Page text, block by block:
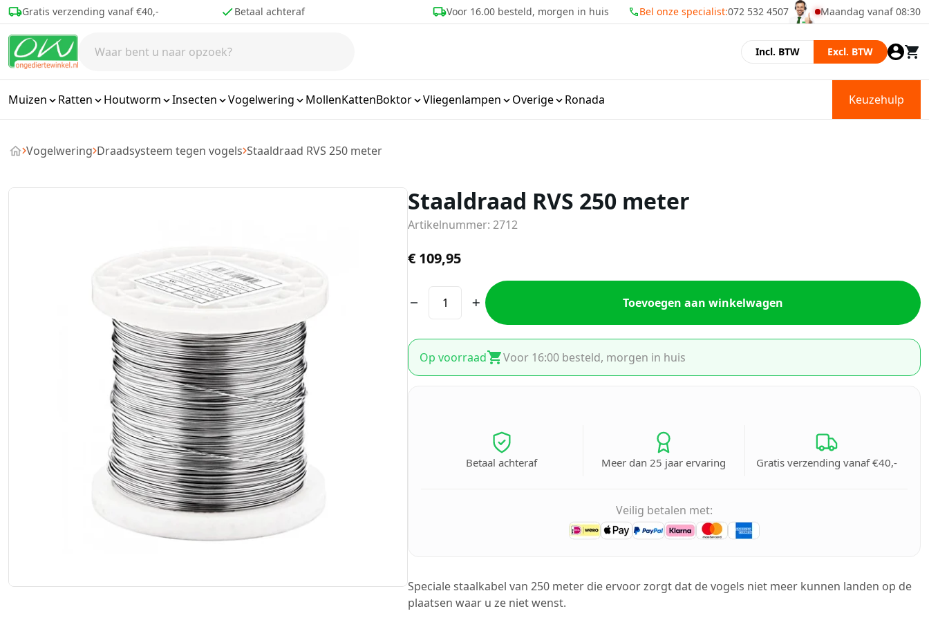
Ga naar de inhoud
Betaal achteraf Voor 16.00 besteld, morgen in huis Meer dan 25 jaar ervaring Bel onze specialist:072 532 4507
Momenteel zijn wij
Maandag vanaf 08:30
Incl. BTW Excl. BTW
Muizen Ratten Houtworm Insecten Vogelwering MollenKattenBoktor Vliegenlampen Overige Ronada Keuzehulp
Vogelwering Draadsysteem tegen vogels Staaldraad RVS 250 meter
Staaldraad RVS 250 meter
Artikelnummer: 2712
€ 109,95
Toevoegen aan winkelwagen
Op voorraad Voor 16:00 besteld, morgen in huis
Betaal achteraf Meer dan 25 jaar ervaring Gratis verzending vanaf €40,-
Veilig betalen met:
Speciale staalkabel van 250 meter die ervoor zorgt dat de vogels niet meer kunnen landen op de
plaatsen waar u ze niet wenst.